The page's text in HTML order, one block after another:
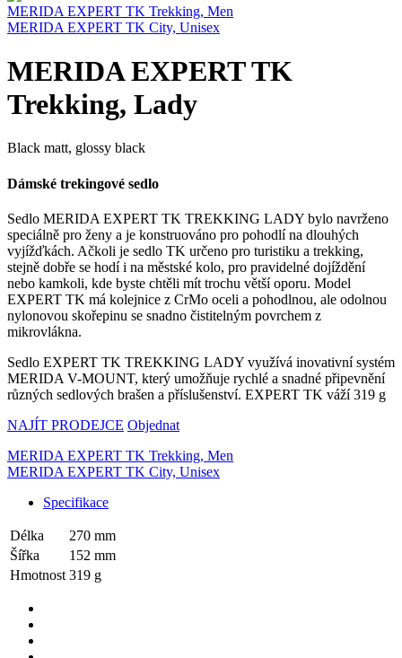
MERIDA EXPERT TK Trekking, Men
MERIDA EXPERT TK City, Unisex
MERIDA EXPERT TK
Trekking, Lady
Black matt, glossy black
Dámské trekingové sedlo
Sedlo MERIDA EXPERT TK TREKKING LADY bylo navrženo
speciálně pro ženy a je konstruováno pro pohodlí na dlouhých
vyjížďkách. Ačkoli je sedlo TK určeno pro turistiku a trekking,
stejně dobře se hodí i na městské kolo, pro pravidelné dojíždění
nebo kamkoli, kde byste chtěli mít trochu větší oporu. Model
EXPERT TK má kolejnice z CrMo oceli a pohodlnou, ale odolnou
nylonovou skořepinu se snadno čistitelným povrchem z
mikrovlákna.
Sedlo EXPERT TK TREKKING LADY využívá inovativní systém
MERIDA V-MOUNT, který umožňuje rychlé a snadné připevnění
různých sedlových brašen a příslušenství. EXPERT TK váží 319 g
NAJÍT PRODEJCE Objednat
MERIDA EXPERT TK Trekking, Men
MERIDA EXPERT TK City, Unisex
Specifikace
Délka
270 mm
Šířka
152 mm
Hmotnost 319 g